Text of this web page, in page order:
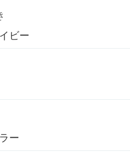
ビー
ー